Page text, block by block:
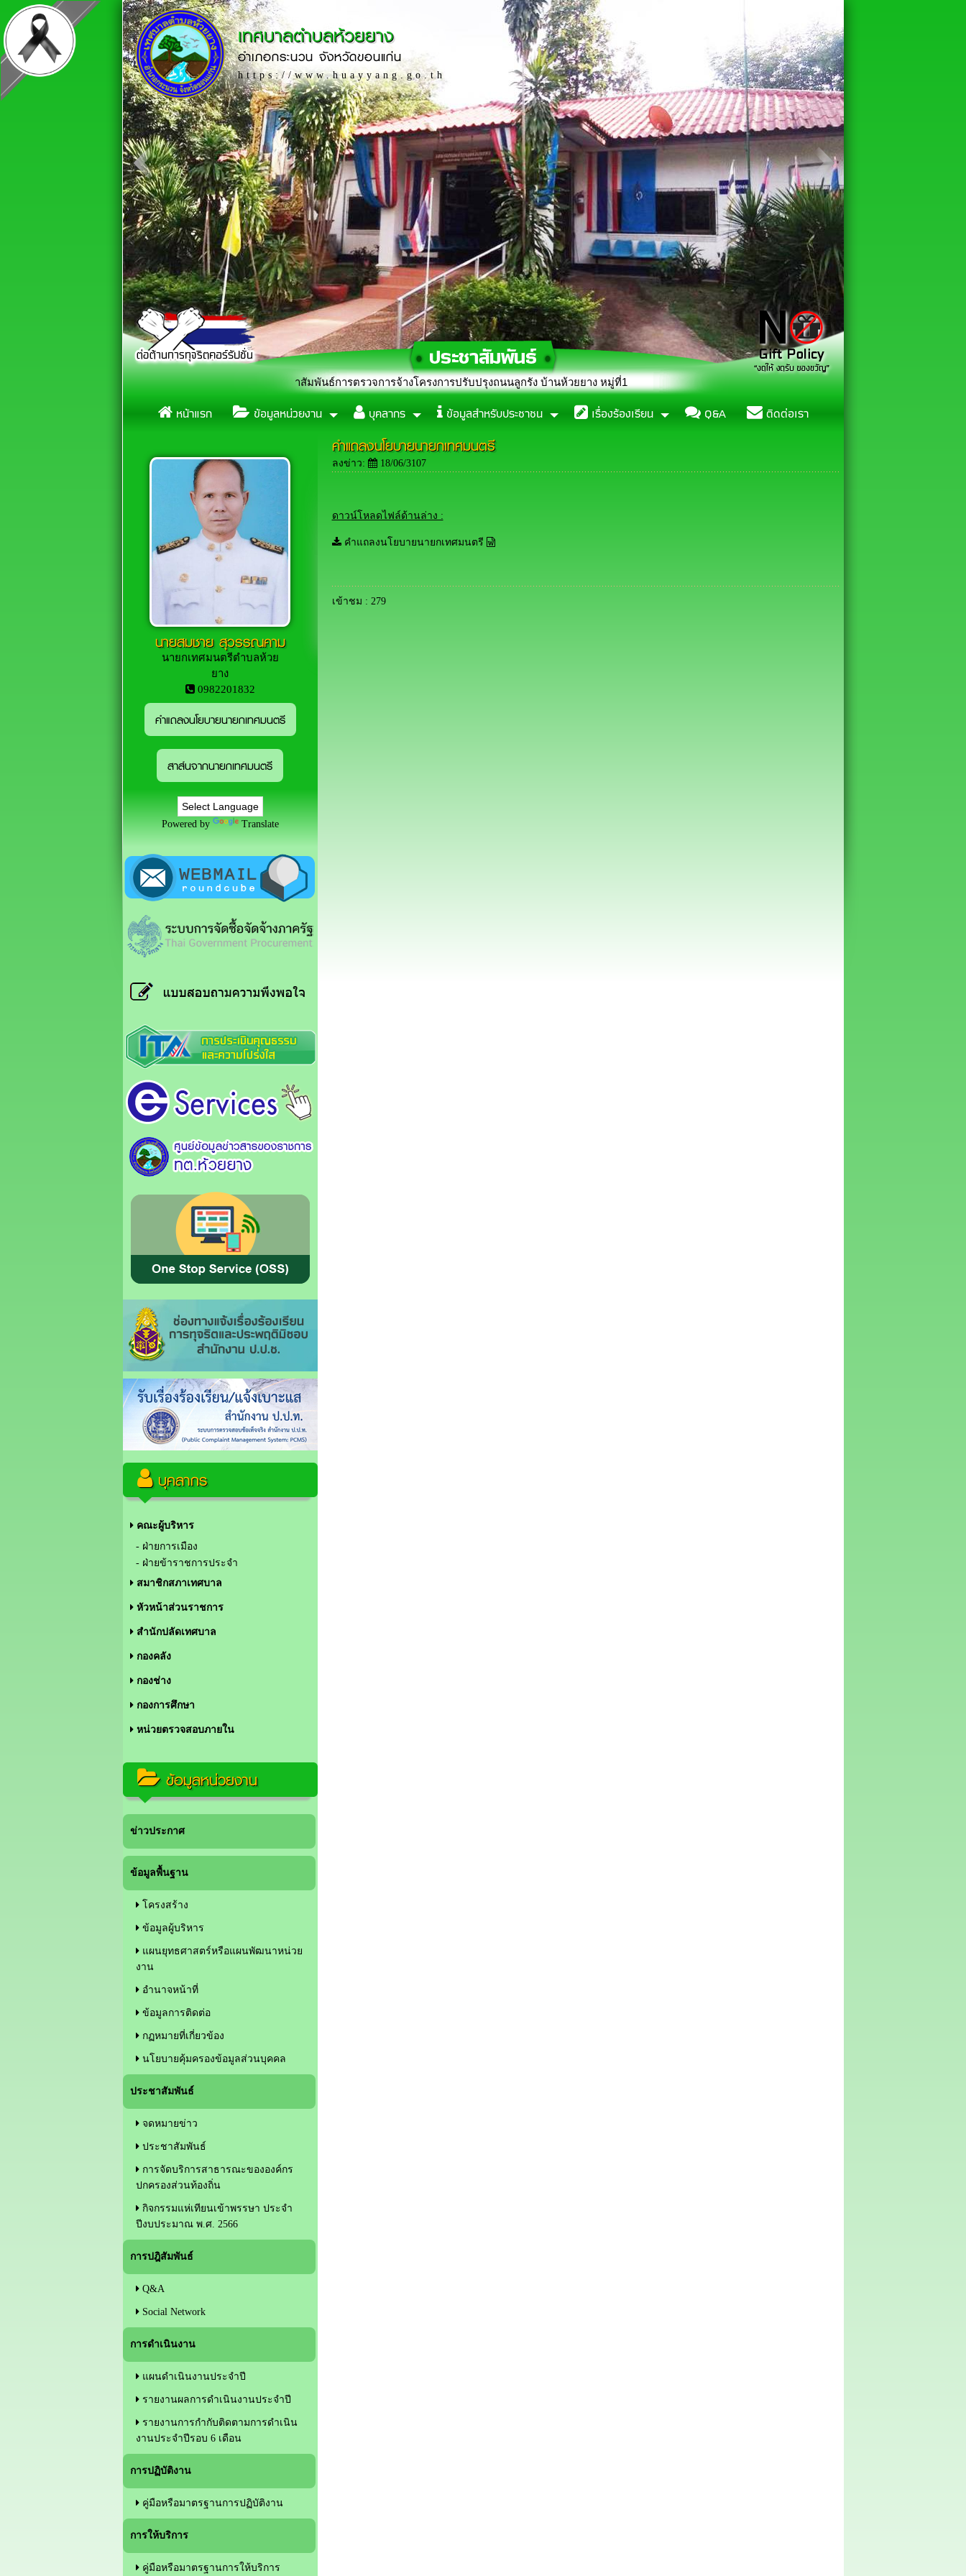
เทศบาลตำบลห้วยยาง
อำเภอกระนวน จังหวัดขอนแก่น
https://www.huayyang.go.th
ประกาศเทศบาลตำบลห้วยยาง เรื่อง ประชาสัมพันธ์การตรวจการจ้างโครงการปรับปรุงถนนลูกรัง บ้านห้วยยาง หมู่ที่1
หน้าแรก ข้อมูลหน่วยงาน บุคลากร ข้อมูลสำหรับประชาชน เรื่องร้องเรียน Q&A ติดต่อเรา
นายสมชาย สุวรรณคาม
นายกเทศมนตรีตำบลห้วย
ยาง
0982201832
คำแถลงนโยบายนายกเทศมนตรี
สาส์นจากนายกเทศมนตรี
Powered by Translate
บุคลากร
คณะผู้บริหาร
- ฝ่ายการเมือง
- ฝ่ายข้าราชการประจำ
สมาชิกสภาเทศบาล
หัวหน้าส่วนราชการ
สำนักปลัดเทศบาล
กองคลัง
กองช่าง
กองการศึกษา
หน่วยตรวจสอบภายใน
ข้อมูลหน่วยงาน
ข่าวประกาศ
ข้อมูลพื้นฐาน
โครงสร้าง
ข้อมูลผู้บริหาร
แผนยุทธศาสตร์หรือแผนพัฒนาหน่วย
งาน
อำนาจหน้าที่
ข้อมูลการติดต่อ
กฏหมายที่เกี่ยวข้อง
นโยบายคุ้มครองข้อมูลส่วนบุคคล
ประชาสัมพันธ์
จดหมายข่าว
ประชาสัมพันธ์
การจัดบริการสาธารณะขององค์กร
ปกครองส่วนท้องถิ่น
กิจกรรมแห่เทียนเข้าพรรษา ประจำ
ปีงบประมาณ พ.ศ. 2566
การปฎิสัมพันธ์
Q&A
Social Network
การดำเนินงาน
แผนดำเนินงานประจำปี
รายงานผลการดำเนินงานประจำปี
รายงานการกำกับติดตามการดำเนิน
งานประจำปีรอบ 6 เดือน
การปฏิบัติงาน
คู่มือหรือมาตรฐานการปฏิบัติงาน
การให้บริการ
คู่มือหรือมาตรฐานการให้บริการ
คำแถลงนโยบายนายกเทศมนตรี
ลงข่าว: 18/06/3107
ดาวน์โหลดไฟล์ด้านล่าง :
คำแถลงนโยบายนายกเทศมนตรี
เข้าชม : 279